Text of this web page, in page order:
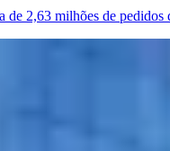
2,63 milhões de pedidos